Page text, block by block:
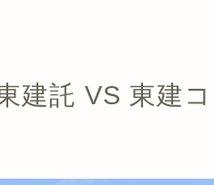
建託 VS 東建